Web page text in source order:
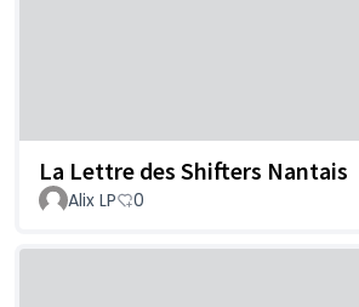
La Lettre des Shifters Nantais
Alix LP 0